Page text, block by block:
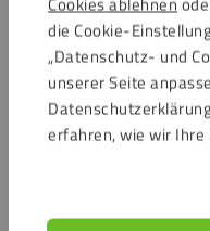
die Cookie-
„Datenschutz- und
unserer Seite
erfahren, wie wir
Warum sollte ich
anstelle eines
verwenden?